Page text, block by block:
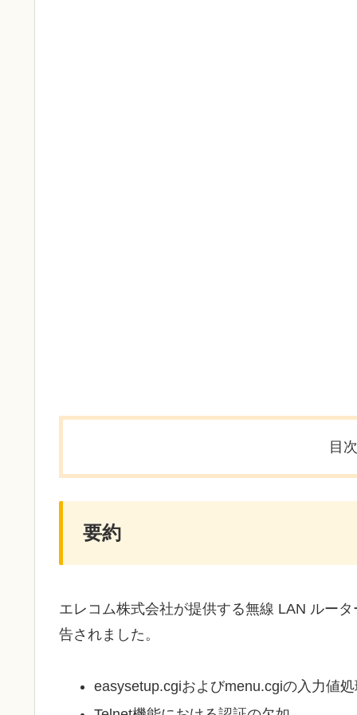
目
要約
エレコム株式会社が提供する無線 LAN ルー
告されました。
easysetup.cgiおよびmenu.cgiの入力値